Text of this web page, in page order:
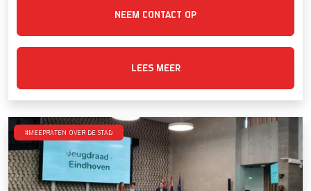
NEEM CONTACT OP
LEES MEER
#Meepraten over de stad